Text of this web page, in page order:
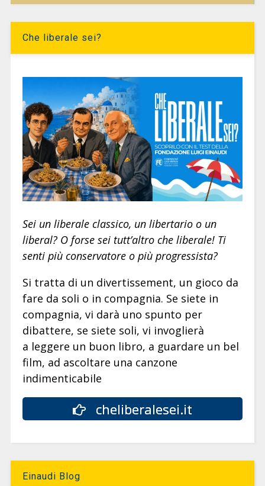
Che liberale sei?
Sei un liberale classico, un libertario o un
liberal? O forse sei tutt’altro che liberale! Ti
senti più conservatore o più progressista?
Si tratta di un divertissement, un gioco da
fare da soli o in compagnia. Se siete in
compagnia, vi darà uno spunto per
dibattere, se siete soli, vi invoglierà
a leggere un buon libro, a guardare un bel
film, ad ascoltare una canzone
indimenticabile
cheliberalesei.it
Einaudi Blog